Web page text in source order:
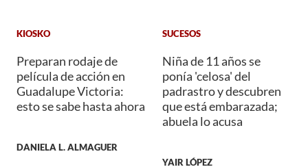
KIOSKO
Preparan rodaje de
película de acción en
Guadalupe Victoria:
esto se sabe hasta ahora
DANIELA L. ALMAGUER
SUCESOS
Niña de 11 años se
ponía 'celosa' del
padrastro y descubren
que está embarazada;
abuela lo acusa
YAIR LÓPEZ